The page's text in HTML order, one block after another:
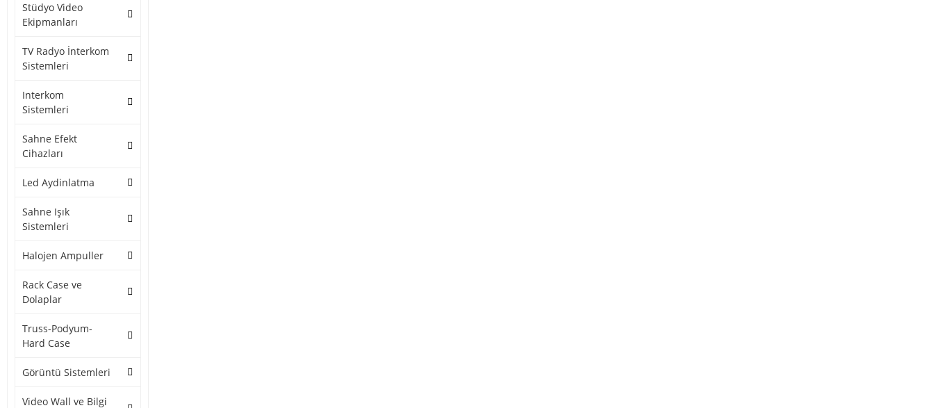
Stüdyo Video
Ekipmanları
TV Radyo İnterkom
Sistemleri
Interkom
Sistemleri
Sahne Efekt
Cihazları
Led Aydinlatma
Sahne Işık
Sistemleri
Halojen Ampuller
Rack Case ve
Dolaplar
Truss-Podyum-
Hard Case
Görüntü Sistemleri
Video Wall ve Bilgi